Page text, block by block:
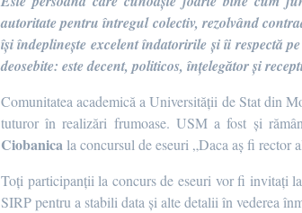
autoritate pentru întregul colectiv, rezolvând
își îndeplinește excelent îndatoririle și îi respectă
deosebite: este decent, politicos, înțelegător și
Comunitatea academică a Universității de Stat din
tuturor în realizări frumoase. USM a fost și
Ciobanicala concursul de eseuri „Daca aș fi
Toți participanții la concurs de eseuri vor fi invitați
SIRP pentru a stabili data și alte detalii în vederea